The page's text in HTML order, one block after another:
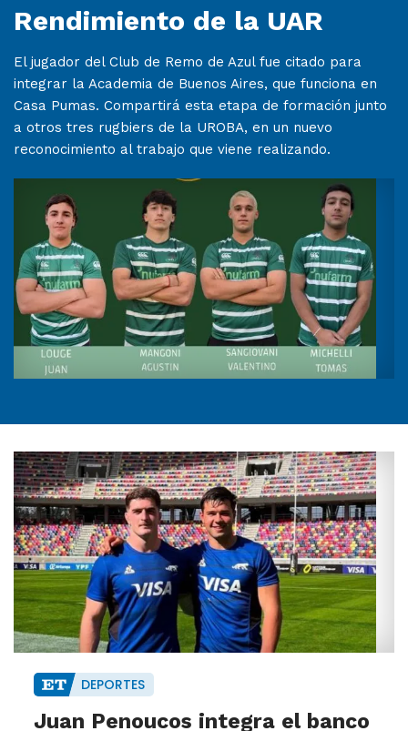
Rendimiento de la UAR
El jugador del Club de Remo de Azul fue citado para
integrar la Academia de Buenos Aires, que funciona en
Casa Pumas. Compartirá esta etapa de formación junto
a otros tres rugbiers de la UROBA, en un nuevo
reconocimiento al trabajo que viene realizando.
DEPORTES
Juan Penoucos integra el banco